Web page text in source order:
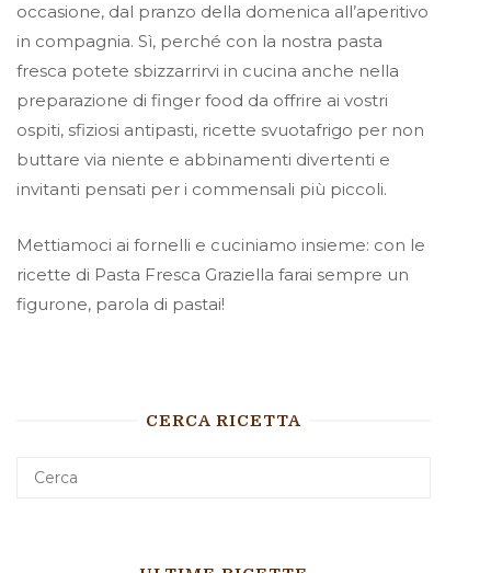
occasione, dal pranzo della domenica all’aperitivo
in compagnia. Sì, perché con la nostra pasta
fresca potete sbizzarrirvi in cucina anche nella
preparazione di finger food da offrire ai vostri
ospiti, sfiziosi antipasti, ricette svuotafrigo per non
buttare via niente e abbinamenti divertenti e
invitanti pensati per i commensali più piccoli.
Mettiamoci ai fornelli e cuciniamo insieme: con le
ricette di Pasta Fresca Graziella farai sempre un
figurone, parola di pastai!
CERCA RICETTA